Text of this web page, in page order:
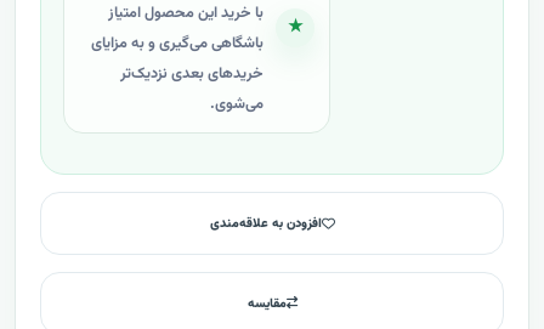
★
با خرید این محصول امتیاز
باشگاهی می‌گیری و به مزایای
خریدهای بعدی نزدیک‌تر
می‌شوی.
افزودن به علاقه‌مندی
مقایسه